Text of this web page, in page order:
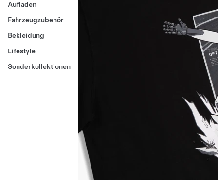
Aufladen
Fahrzeugzubehör
Bekleidung
Lifestyle
Sonderkollektionen